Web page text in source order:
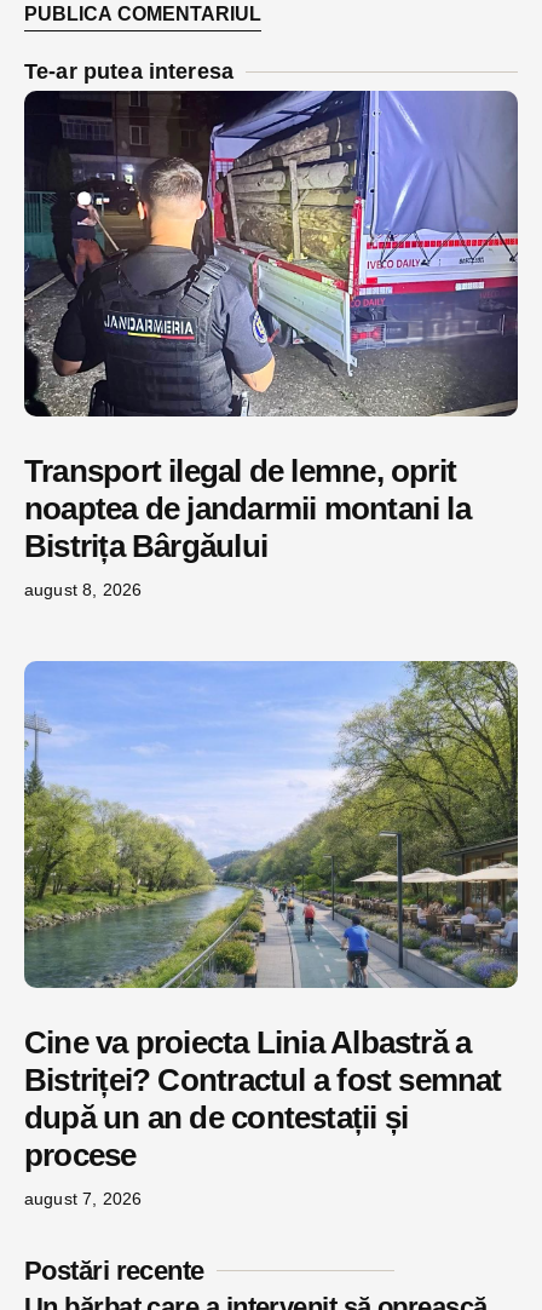
Te-ar putea interesa
Transport ilegal de lemne, oprit
noaptea de jandarmii montani la
Bistrița Bârgăului
august 8, 2026
Cine va proiecta Linia Albastră a
Bistriței? Contractul a fost semnat
după un an de contestații și
procese
august 7, 2026
Postări recente